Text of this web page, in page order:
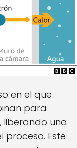
en el que
para
liberando una
Este